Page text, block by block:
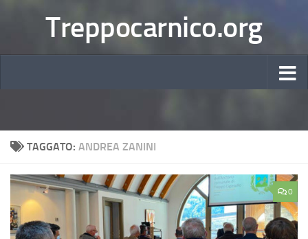
Treppocarnico.org
TAGGATO: ANDREA ZANINI
0